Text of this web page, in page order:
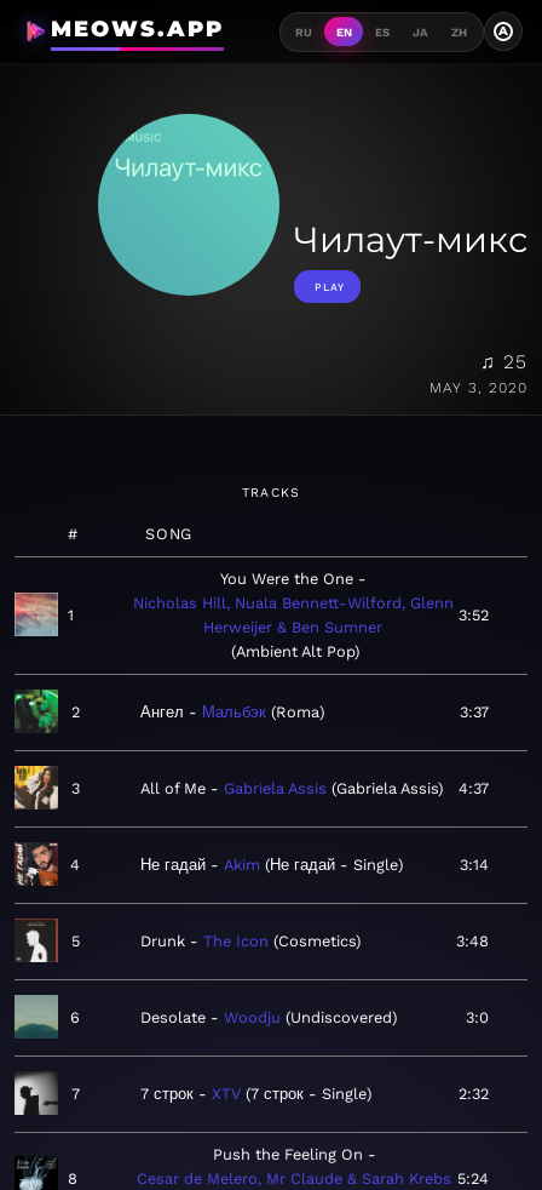
MEOWS.APP RU EN ES JA ZH A
Чилаут-микс
PLAY
♫ 25
MAY 3, 2020
TRACKS
# SONG
1
You Were the One
Nicholas Hill, Nuala Bennett-Wilford, Glenn
Herweijer & Ben Sumner
Ambient Alt Pop
3:52
2 Ангел Мальбэк Roma 3:37
3 All of Me Gabriela Assis Gabriela Assis 4:37
4 Не гадай Akim Не гадай - Single 3:14
5 Drunk The Icon Cosmetics 3:48
6 Desolate Woodju Undiscovered 3:0
7 7 строк XTV 7 строк - Single 2:32
8
Push the Feeling On
Cesar de Melero, Mr Claude & Sarah Krebs 5:24